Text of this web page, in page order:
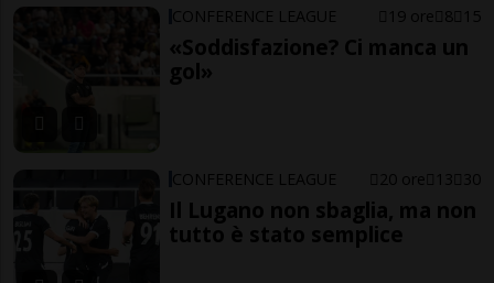
CONFERENCE LEAGUE 19 ore 8 15
«Soddisfazione? Ci manca un
gol»
CONFERENCE LEAGUE 20 ore 13 30
Il Lugano non sbaglia, ma non
tutto è stato semplice